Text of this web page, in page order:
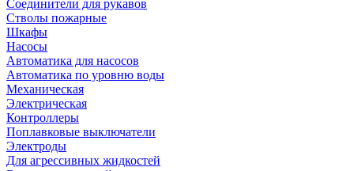
Соединители для рукавов
Стволы пожарные
Шкафы
Насосы
Автоматика для насосов
Автоматика по уровню воды
Механическая
Электрическая
Контроллеры
Поплавковые выключатели
Электроды
Для агрессивных жидкостей